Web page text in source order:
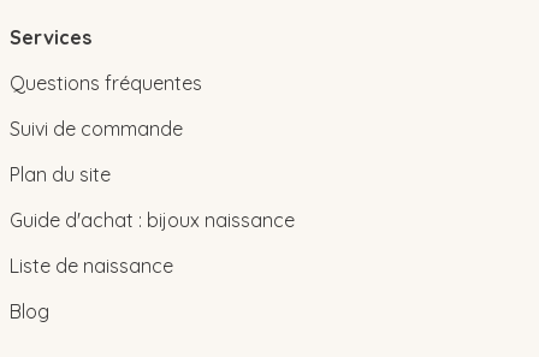
Services
Questions fréquentes
Suivi de commande
Plan du site
Guide d'achat : bijoux naissance
Liste de naissance
Blog